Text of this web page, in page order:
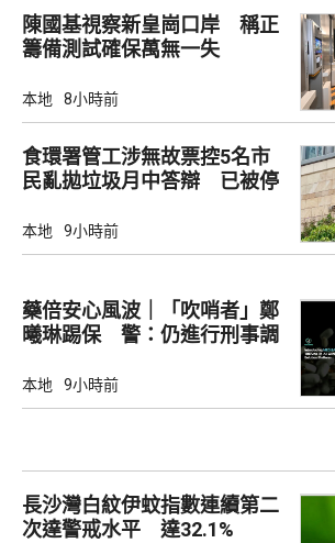
陳國基視察新皇崗口岸 稱正
籌備測試確保萬無一失
本地 8小時前
食環署管工涉無故票控5名市
民亂拋垃圾月中答辯 已被停
本地 9小時前
藥倍安心風波｜「吹哨者」鄭
曦琳踢保 警：仍進行刑事調
本地 9小時前
長沙灣白紋伊蚊指數連續第二
次達警戒水平 達32.1%